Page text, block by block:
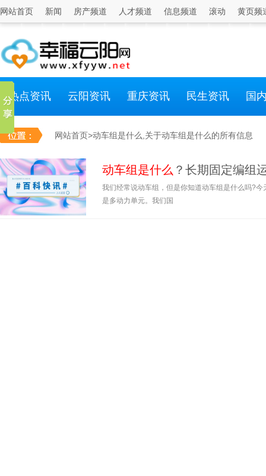
网站首页 新闻 房产频道 人才频道 信息频道 滚动 黄页频
热点资讯 云阳资讯 重庆资讯 民生资讯 国
网站首页>动车组是什么,关于动车组是什么的所有信息
动车组是什么 ？长期固定编组
我们经常说动车组，但是你知道动车组是什么吗?
是多动力单元。我们国